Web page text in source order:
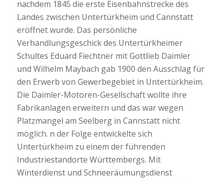
nachdem 1845 die erste Eisenbahnstrecke des
Landes zwischen Untertürkheim und Cannstatt
eröffnet wurde. Das persönliche
Verhandlungsgeschick des Untertürkheimer
Schultes Eduard Fiechtner mit Gottlieb Daimler
und Wilhelm Maybach gab 1900 den Ausschlag für
den Erwerb von Gewerbegebiet in Untertürkheim.
Die Daimler-Motoren-Gesellschaft wollte ihre
Fabrikanlagen erweitern und das war wegen
Platzmangel am Seelberg in Cannstatt nicht
möglich. n der Folge entwickelte sich
Untertürkheim zu einem der führenden
Industriestandorte Württembergs. Mit
Winterdienst und Schneeräumungsdienst